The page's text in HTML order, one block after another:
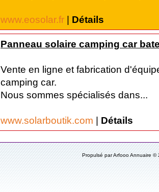
www.eosolar.fr | Détails
Panneau solaire camping car
Vente en ligne et fabrication
camping car.
Nous sommes spécialisés dans...
www.solarboutik.com | Détails
Propulsé par Arfooo